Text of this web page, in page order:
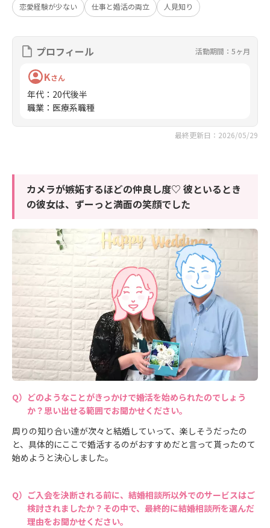
恋愛経験が少ない 仕事と婚活の両立 人見知り
プロフィール 活動期間：5ヶ月
Kさん
年代 ： 20代後半
職業 ： 医療系職種
最終更新日：2026/05/29
カメラが嫉妬するほどの仲良し度♡ 彼といるとき
の彼女は、ずーっと満面の笑顔でした
どのようなことがきっかけで婚活を始められたのでしょう
か？思い出せる範囲でお聞かせください。
周りの知り合い達が次々と結婚していって、楽しそうだったの
と、具体的にここで婚活するのがおすすめだと言って貰ったのて
始めようと決心しました。
ご入会を決断される前に、結婚相談所以外でのサービスはご
検討されましたか？その中で、最終的に結婚相談所を選んだ
理由をお聞かせください。